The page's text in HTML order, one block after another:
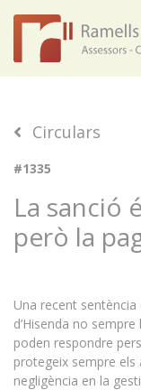
Circulars
#1335
La sanció
però la
Una recent
d’Hisenda no
poden respondre
protegeix sempre els
negligència en la